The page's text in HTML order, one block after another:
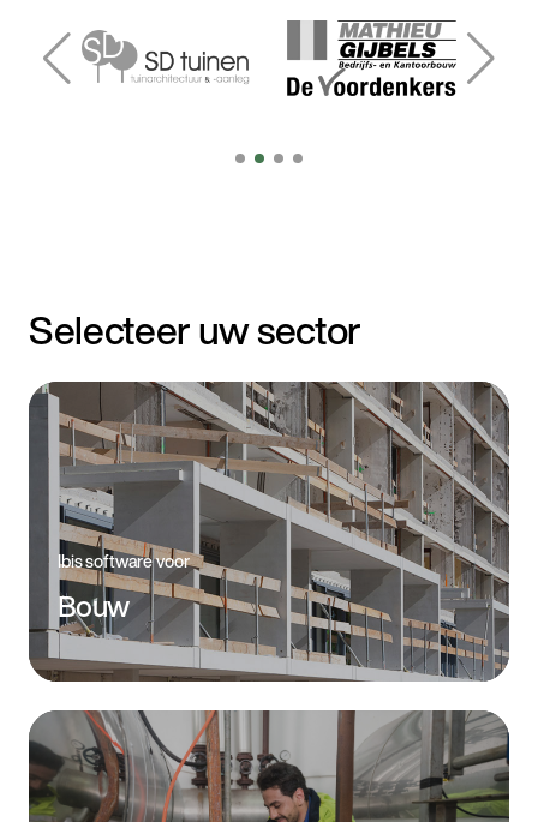
Selecteer uw sector
Bouw
Ibis software voor
Bouw
Installatietechniek